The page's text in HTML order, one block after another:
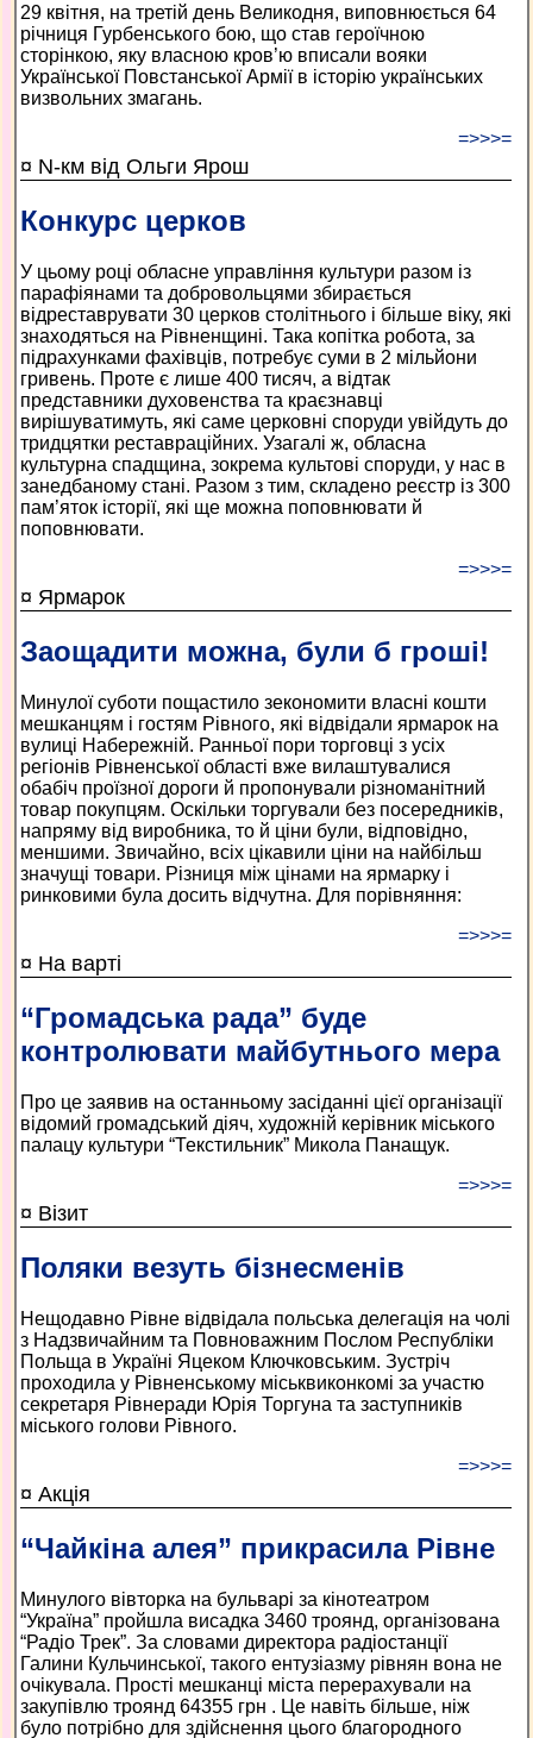
29 квітня, на третій день Великодня, виповнюється 64
річниця Гурбенського бою, що став героїчною
сторінкою, яку власною кров’ю вписали вояки
Української Повстанської Армії в історію українських
визвольних змагань.
=>>>=
¤ N-км від Ольги Ярош
Конкурс церков
У цьому році обласне управління культури разом із
парафіянами та добровольцями збирається
відреставрувати 30 церков столітнього і більше віку, які
знаходяться на Рівненщині. Така копітка робота, за
підрахунками фахівців, потребує суми в 2 мільйони
гривень. Проте є лише 400 тисяч, а відтак
представники духовенства та краєзнавці
вирішуватимуть, які саме церковні споруди увійдуть до
тридцятки реставраційних. Узагалі ж, обласна
культурна спадщина, зокрема культові споруди, у нас в
занедбаному стані. Разом з тим, складено реєстр із 300
пам’яток історії, які ще можна поповнювати й
поповнювати.
=>>>=
¤ Ярмарок
Заощадити можна, були б гроші!
Минулої суботи пощастило зекономити власні кошти
мешканцям і гостям Рівного, які відвідали ярмарок на
вулиці Набережній. Ранньої пори торговці з усіх
регіонів Рівненської області вже вилаштувалися
обабіч проїзної дороги й пропонували різноманітний
товар покупцям. Оскільки торгували без посередників,
напряму від виробника, то й ціни були, відповідно,
меншими. Звичайно, всіх цікавили ціни на найбільш
значущі товари. Різниця між цінами на ярмарку і
ринковими була досить відчутна. Для порівняння:
=>>>=
¤ На варті
“Громадська рада” буде
контролювати майбутнього мера
Про це заявив на останньому засіданні цієї організації
відомий громадський діяч, художній керівник міського
палацу культури “Текстильник” Микола Панащук.
=>>>=
¤ Візит
Поляки везуть бізнесменів
Нещодавно Рівне відвідала польська делегація на чолі
з Надзвичайним та Повноважним Послом Республіки
Польща в Україні Яцеком Ключковським. Зустріч
проходила у Рівненському міськвиконкомі за участю
секретаря Рівнеради Юрія Торгуна та заступників
міського голови Рівного.
=>>>=
¤ Акція
“Чайкіна алея” прикрасила Рівне
Минулого вівторка на бульварі за кінотеатром
“Україна” пройшла висадка 3460 троянд, організована
“Радіо Трек”. За словами директора радіостанції
Галини Кульчинської, такого ентузіазму рівнян вона не
очікувала. Прості мешканці міста перерахували на
закупівлю троянд 64355 грн . Це навіть більше, ніж
було потрібно для здійснення цього благородного